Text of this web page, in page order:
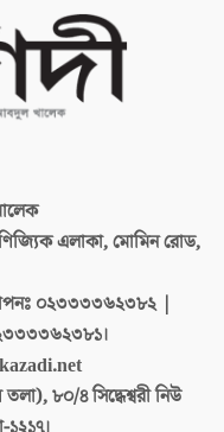
এলাকা, মোমিন রোড,
০২৩৩৩৩৬২৩৮২ |
৮০/৪ সিদ্ধেশ্বরী নিউ
১২১৭।